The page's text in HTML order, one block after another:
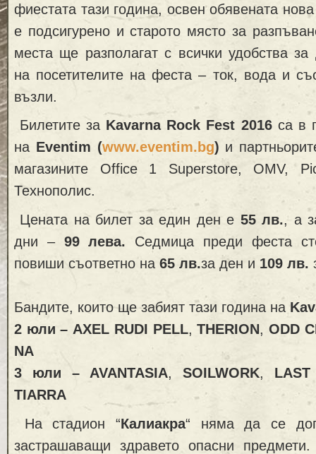
фиестата тази година, освен обявената
е подсигурено и старото място за
места ще разполагат с всички удобства за
на посетителите на феста – ток, вода и
възли.
Билетите за Kavarna Rock Fest 2016са в
на Eventim (www.eventim.bg) и
магазинитe Office 1 Superstore, OMV,
Технополис.
Цената на билет за един ден е 55лв., а
дни – 99лева. Седмица преди феста
повиши съответно на 65 лв.за ден и 109 лв.
Бандите, които ще забият тази година на
2 юли – AXEL RUDI PELL, THERION, ODD
NA
3 юли – AVANTASIA, SOILWORK, LAST
TIARRA
На стадион “Калиакра“ няма да се
застрашаващи здравето опасни